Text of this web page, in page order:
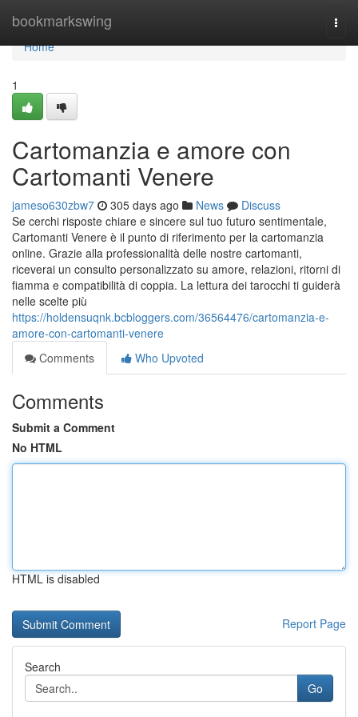
bookmarkswing
Home
Home
1
Cartomanzia e amore con
Cartomanti Venere
jameso630zbw7 305 days ago News
Discuss
Se cerchi risposte chiare e sincere sul tuo futuro sentimentale,
Cartomanti Venere è il punto di riferimento per la cartomanzia
online. Grazie alla professionalità delle nostre cartomanti,
riceverai un consulto personalizzato su amore, relazioni, ritorni di
fiamma e compatibilità di coppia. La lettura dei tarocchi ti guiderà
nelle scelte più
https://holdensuqnk.bcbloggers.com/36564476/cartomanzia-e-
amore-con-cartomanti-venere
Comments
Who Upvoted
Comments
Submit a Comment
No HTML
HTML is disabled
Report Page
Search
Go